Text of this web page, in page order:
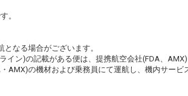
186便
小松
青森
。
なる場合がございます。
イン)の記載がある便は、提携航空会社(FDA、
AMX)の機材および乗務員にて運航し、機内サービ